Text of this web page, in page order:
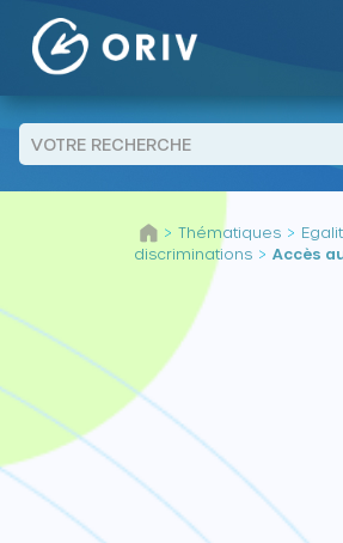
> Thématiques >
discriminations > Accès
Panneau de gestion des cookies